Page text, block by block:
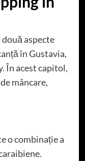
aspecte
în Gustavia,
În acest capitol,
mâncare,
o combinație a